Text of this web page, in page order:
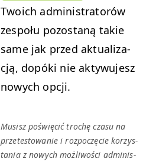
Twoich admin­is­tra­torów
zespołu pozostaną takie
same jak przed aktu­al­iza­
cją, dopó­ki nie akty­wu­jesz
nowych opcji.
Musisz poświę­cić trochę cza­su na
przetestowanie i rozpoczę­cie korzys­
ta­nia z nowych możli­woś­ci admin­is­